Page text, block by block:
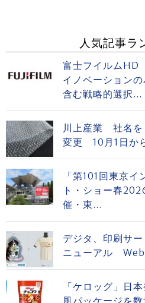
人気記事ラ
富士フイルムHD
イノベーション
含む戦略的選択...
川上産業 社名を
変更 10月1日か
「第101回東京
ト・ショー春
催・東...
デジタ、印刷サ
ニューアル Web
「ケロッグ」日